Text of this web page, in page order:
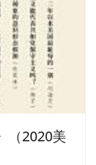
（2020美